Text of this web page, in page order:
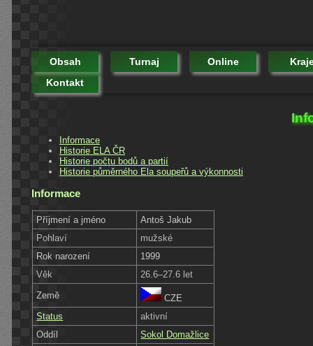
Obsah Turnaj Online
Kontakt
Informace
Historie ELA ČR
Historie počtu bodů a partií
Historie půměrného Ela soupeřů a výkonnosti
Informace
Příjmení a jméno
Antoš Jakub
Pohlaví
mužské
Rok narození
1999
Věk
26.6–27.6 let
Země
CZE
Status
aktivní
Oddíl
Sokol Domažlice